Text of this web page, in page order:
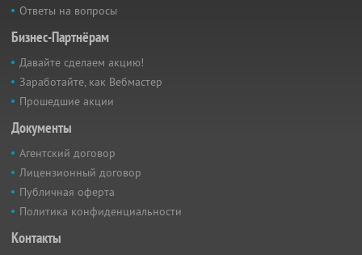
Ответы на вопросы
Бизнес-Партнёрам
Давайте сделаем акцию!
Заработайте, как Вебмастер
Прошедшие акции
Документы
Агентский договор
Лицензионный договор
Публичная оферта
Политика конфиденциальности
Контакты